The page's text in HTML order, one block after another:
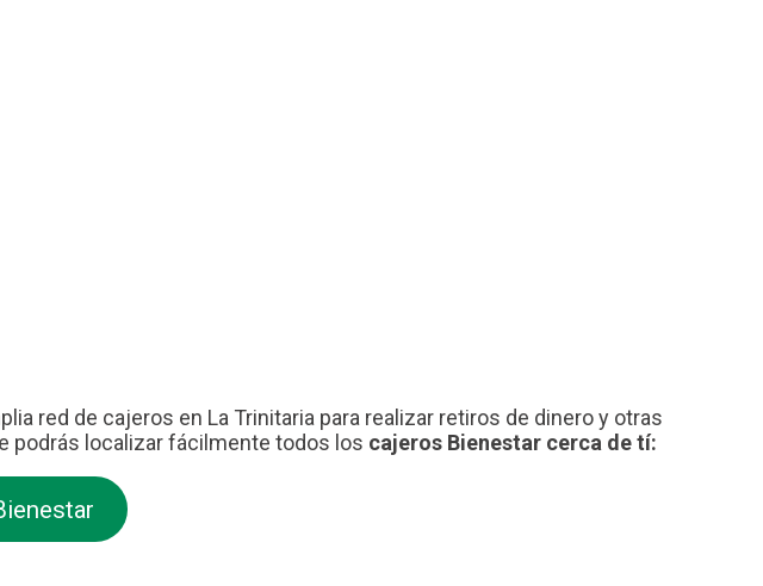
red de cajeros en La Trinitaria para realizar retiros de dinero y otras
podrás localizar fácilmente todos los cajeros Bienestar cerca de tí: